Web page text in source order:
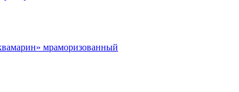
мраморизованный